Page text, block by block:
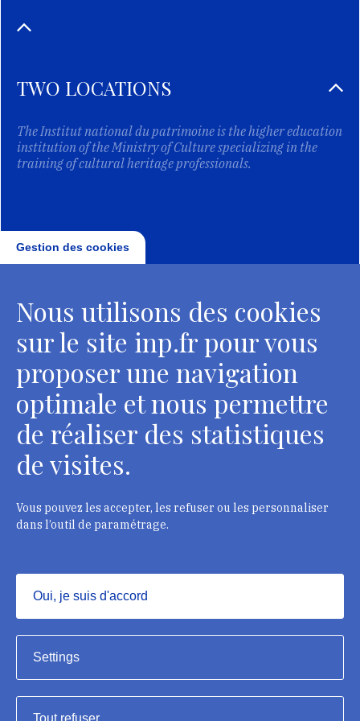
TWO LOCATIONS
The Institut national du patrimoine is the higher education
institution of the Ministry of Culture specializing in the
training of cultural heritage professionals.
Head Office, Administrative Services Department of
curators
2 rue Vivienne - 75002 Paris
Tél. : + 33 1 44 41 16 41
124 rue Henri Barbusse - 93300 Aubervilliers
Gestion des cookies
Nous utilisons des cookies
sur le site inp.fr pour vous
proposer une navigation
optimale et nous permettre
de réaliser des statistiques
de visites.
Vous pouvez les accepter, les refuser ou les personnaliser
dans l’outil de paramétrage.
Oui, je suis d'accord
Masquer
Settings
Tout refuser